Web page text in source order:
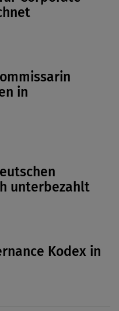
in
unterbezahlt
Kodex in